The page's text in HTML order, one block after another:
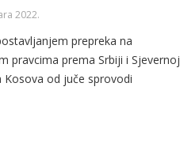
2022.
prepreka na
pravcima prema Srbiji i Sjevernoj
Kosova od juče sprovodi